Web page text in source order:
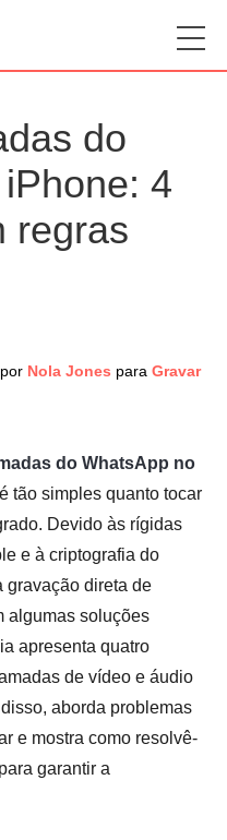
do
4
regras
Nola Jones para Gravar
do WhatsApp no
tão simples quanto tocar
Devido às rígidas
e à criptografia do
gravação direta de
algumas soluções
apresenta quatro
de vídeo e áudio
aborda problemas
e mostra como resolvê-
garantir a